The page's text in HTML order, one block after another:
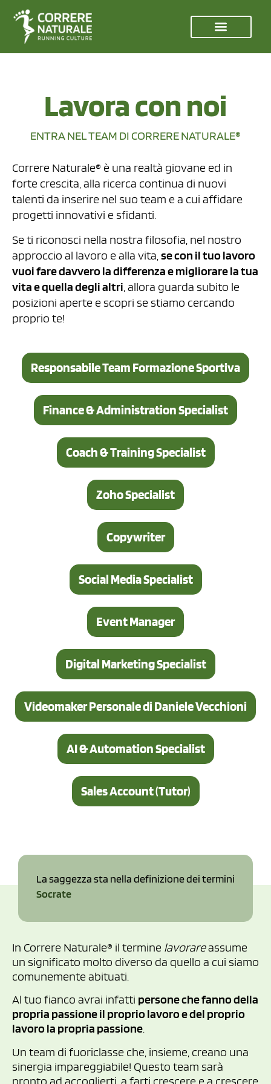
Lavora con noi
ENTRA NEL TEAM DI CORRERE NATURALE®
Correre Naturale® è una realtà giovane ed in
forte crescita, alla ricerca continua di nuovi
talenti da inserire nel suo team e a cui affidare
progetti innovativi e sfidanti.
Se ti riconosci nella nostra filosofia, nel nostro
approccio al lavoro e alla vita, se con il tuo lavoro
vuoi fare davvero la differenza e migliorare la tua
vita e quella degli altri , allora guarda subito le
posizioni aperte e scopri se stiamo cercando
proprio te!
Responsabile Team Formazione Sportiva
Finance & Administration Specialist
Coach & Training Specialist
Zoho Specialist
Copywriter
Social Media Specialist
Event Manager
Digital Marketing Specialist
Videomaker Personale di Daniele Vecchioni
AI & Automation Specialist
Sales Account (Tutor)
La saggezza sta nella definizione dei termini
Socrate
In Correre Naturale® il termine lavorareassume
un significato molto diverso da quello a cui siamo
comunemente abituati.
Al tuo fianco avrai infatti persone che fanno della
propria passione il proprio lavoro e del proprio
lavoro la propria passione.
Un team di fuoriclasse che, insieme, creano una
sinergia impareggiabile! Questo team sarà
pronto ad accoglierti, a farti crescere e a crescere